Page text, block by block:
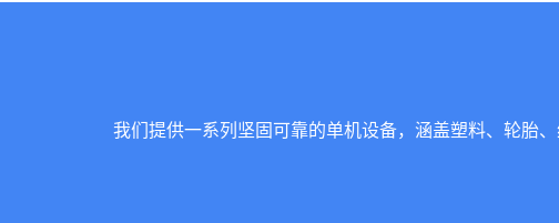
我们提供一系列坚固可靠的单机设备，涵盖塑料、轮胎